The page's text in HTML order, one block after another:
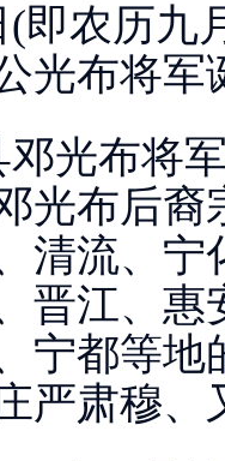
(即农历
光布将
光布将
光布后裔
清流、
晋江、
宁都等
严肃穆、